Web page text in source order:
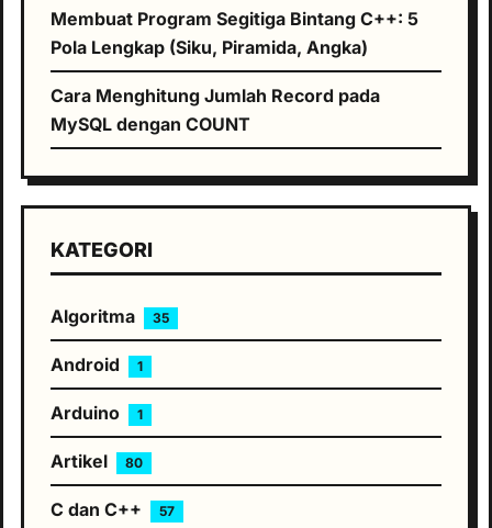
Membuat Program Segitiga Bintang C++: 5
Pola Lengkap (Siku, Piramida, Angka)
Cara Menghitung Jumlah Record pada
MySQL dengan COUNT
KATEGORI
Algoritma 35
Android 1
Arduino 1
Artikel 80
C dan C++ 57